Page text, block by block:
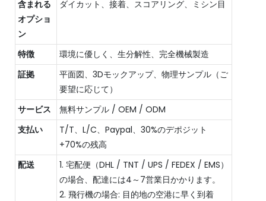
含まれる
オプショ
ン
ダイカット、接着、スコアリング、ミシン目
特徴
環境に優しく、生分解性、完全機械製造
証拠
平面図、3Dモックアップ、物理サンプル（ご
要望に応じて）
サービス
無料サンプル / OEM / ODM
支払い
T/T、L/C、Paypal、30%のデポジット
+70%の残高
配送
1. 宅配便（DHL / TNT / UPS / FEDEX / EMS）
の場合、配達には4～7営業日かかります。
2. 飛行機の場合: 目的地の空港に早く到着